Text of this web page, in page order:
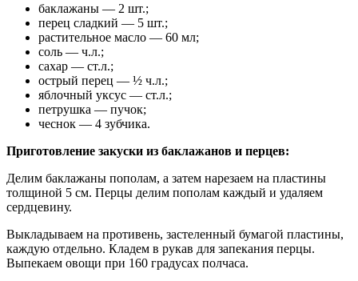
баклажаны — 2 шт.;
перец сладкий — 5 шт.;
растительное масло — 60 мл;
соль — ч.л.;
сахар — ст.л.;
острый перец — ½ ч.л.;
яблочный уксус — ст.л.;
петрушка — пучок;
чеснок — 4 зубчика.
Приготовление закуски из баклажанов и перцев:
Делим баклажаны пополам, а затем нарезаем на пластины
толщиной 5 см. Перцы делим пополам каждый и удаляем
сердцевину.
Выкладываем на противень, застеленный бумагой пластины,
каждую отдельно. Кладем в рукав для запекания перцы.
Выпекаем овощи при 160 градусах полчаса.